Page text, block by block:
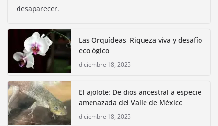
desaparecer.
Las Orquídeas: Riqueza viva y desafío
ecológico
diciembre 18, 2025
El ajolote: De dios ancestral a especie
amenazada del Valle de México
diciembre 18, 2025